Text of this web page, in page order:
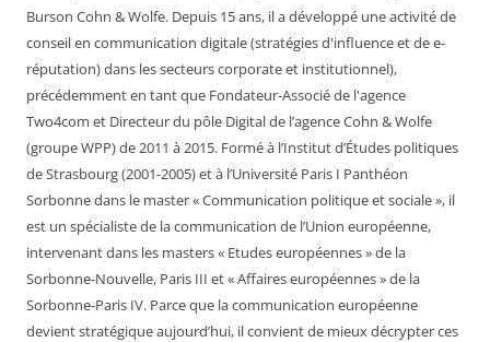
Burson Cohn & Wolfe. Depuis 15 ans, il a développé une activité de
conseil en communication digitale (stratégies d'influence et de e-
réputation) dans les secteurs corporate et institutionnel),
précédemment en tant que Fondateur-Associé de l'agence
Two4com et Directeur du pôle Digital de l’agence Cohn & Wolfe
(groupe WPP) de 2011 à 2015. Formé à l’Institut d’Études politiques
de Strasbourg (2001-2005) et à l’Université Paris I Panthéon
Sorbonne dans le master « Communication politique et sociale », il
est un spécialiste de la communication de l’Union européenne,
intervenant dans les masters « Etudes européennes » de la
Sorbonne-Nouvelle, Paris III et « Affaires européennes » de la
Sorbonne-Paris IV. Parce que la communication européenne
devient stratégique aujourd’hui, il convient de mieux décrypter ces